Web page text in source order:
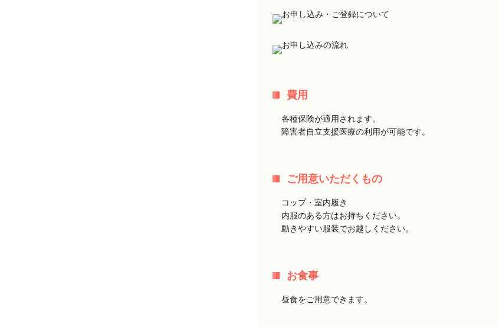
費用
各種保険が適用されます。
障害者自立支援医療の利用が可能です。
ご用意いただくもの
コップ・室内履き
内服のある方はお持ちください。
動きやすい服装でお越しください。
お食事
昼食をご用意できます。